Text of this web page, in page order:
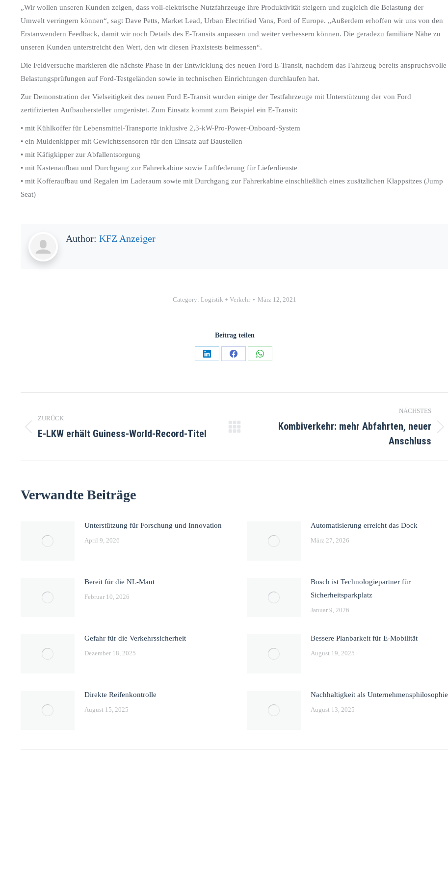
„Wir wollen unseren Kunden zeigen, dass voll-elektrische Nutzfahrzeuge ihre Produktivität steigern und zugleich die Belastung der
Umwelt verringern können“, sagt Dave Petts, Market Lead, Urban Electrified Vans, Ford of Europe. „Außerdem erhoffen wir uns von den
Erstanwendern Feedback, damit wir noch Details des E-Transits anpassen und weiter verbessern können. Die geradezu familiäre Nähe zu
unseren Kunden unterstreicht den Wert, den wir diesen Praxistests beimessen“.
Die Feldversuche markieren die nächste Phase in der Entwicklung des neuen Ford E-Transit, nachdem das Fahrzeug bereits anspruchsvolle
Belastungsprüfungen auf Ford-Testgeländen sowie in technischen Einrichtungen durchlaufen hat.
Zur Demonstration der Vielseitigkeit des neuen Ford E-Transit wurden einige der Testfahrzeuge mit Unterstützung der von Ford
zertifizierten Aufbauhersteller umgerüstet. Zum Einsatz kommt zum Beispiel ein E-Transit:
• mit Kühlkoffer für Lebensmittel-Transporte inklusive 2,3-kW-Pro-Power-Onboard-System
• ein Muldenkipper mit Gewichtssensoren für den Einsatz auf Baustellen
• mit Käfigkipper zur Abfallentsorgung
• mit Kastenaufbau und Durchgang zur Fahrerkabine sowie Luftfederung für Lieferdienste
• mit Kofferaufbau und Regalen im Laderaum sowie mit Durchgang zur Fahrerkabine einschließlich eines zusätzlichen Klappsitzes (Jump
Seat)
Author: KFZ Anzeiger
Category: Logistik + Verkehr März 12, 2021
Beitrag teilen
ZURÜCK
E-LKW erhält Guiness-World-Record-Titel
NÄCHSTES
Kombiverkehr: mehr Abfahrten, neuer
Anschluss
Verwandte Beiträge
Unterstützung für Forschung und Innovation
April 9, 2026
Automatisierung erreicht das Dock
März 27, 2026
Bereit für die NL-Maut
Februar 10, 2026
Bosch ist Technologiepartner für
Sicherheitsparkplatz
Januar 9, 2026
Gefahr für die Verkehrssicherheit
Dezember 18, 2025
Bessere Planbarkeit für E-Mobilität
August 19, 2025
Direkte Reifenkontrolle
August 15, 2025
Nachhaltigkeit als Unternehmensphilosophie
August 13, 2025